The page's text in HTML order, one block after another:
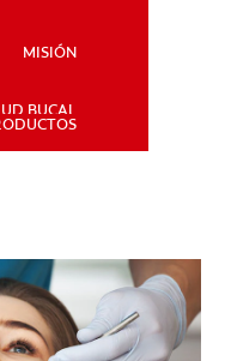
PARA PROFESIONALES
MISIÓN
BUCAL